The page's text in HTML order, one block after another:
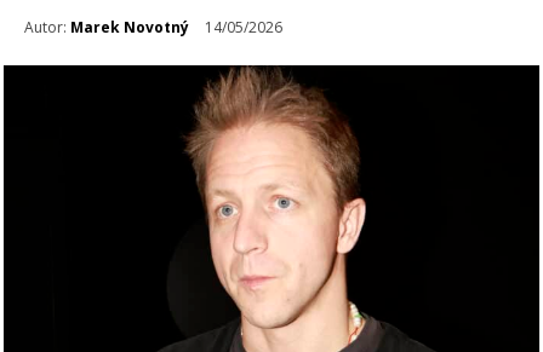
Autor: Marek Novotný 14/05/2026